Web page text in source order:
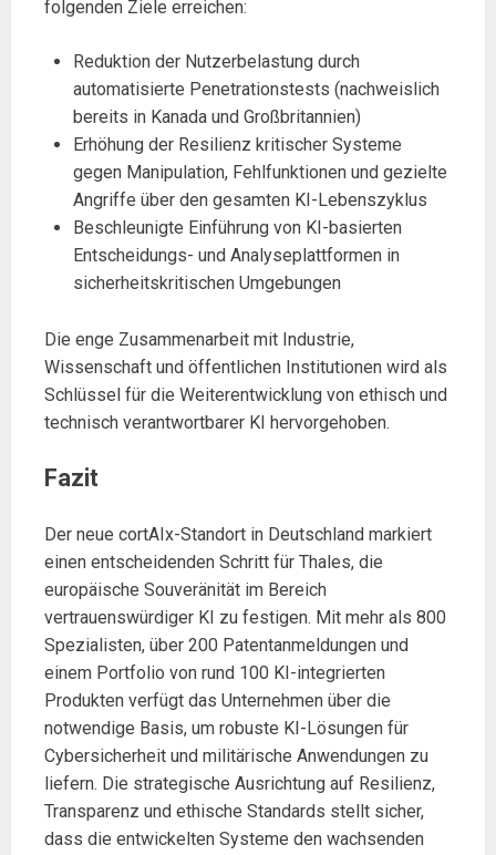
folgenden Ziele erreichen:
Reduktion der Nutzerbelastung durch
automatisierte Penetrationstests (nachweislich
bereits in Kanada und Großbritannien)
Erhöhung der Resilienz kritischer Systeme
gegen Manipulation, Fehlfunktionen und gezielte
Angriffe über den gesamten KI-Lebenszyklus
Beschleunigte Einführung von KI-basierten
Entscheidungs- und Analyseplattformen in
sicherheitskritischen Umgebungen
Die enge Zusammenarbeit mit Industrie,
Wissenschaft und öffentlichen Institutionen wird als
Schlüssel für die Weiterentwicklung von ethisch und
technisch verantwortbarer KI hervorgehoben.
Fazit
Der neue cortAIx-Standort in Deutschland markiert
einen entscheidenden Schritt für Thales, die
europäische Souveränität im Bereich
vertrauenswürdiger KI zu festigen. Mit mehr als 800
Spezialisten, über 200 Patentanmeldungen und
einem Portfolio von rund 100 KI-integrierten
Produkten verfügt das Unternehmen über die
notwendige Basis, um robuste KI-Lösungen für
Cybersicherheit und militärische Anwendungen zu
liefern. Die strategische Ausrichtung auf Resilienz,
Transparenz und ethische Standards stellt sicher,
dass die entwickelten Systeme den wachsenden